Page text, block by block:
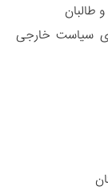
طالبان
سیاست خارجی